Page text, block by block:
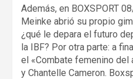
Además, en BOXSPORT
Meinke abrió su propio
¿qué le depara el futuro
la IBF? Por otra parte: a
el «Combate femenino del
y Chantelle Cameron.